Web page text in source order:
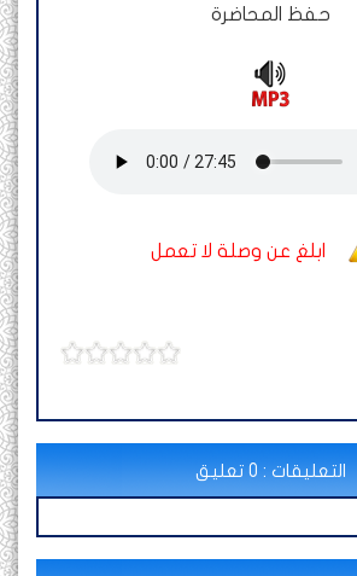
حفظ المحاضرة
ابلغ عن وصلة لا تعمل
التعليقات : 0 تعليق